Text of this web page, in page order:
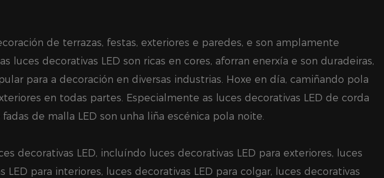
de terrazas, festas, exteriores e paredes, e son amplamente
luces decorativas LED son ricas en cores, aforran enerxía e son duradeiras,
para a decoración en diversas industrias. Hoxe en día, camiñando pola
en todas partes. Especialmente as luces decorativas LED de corda
de malla LED son unha liña escénica pola noite.
decorativas LED, incluíndo luces decorativas LED para exteriores, luces
LED para interiores, luces decorativas LED para colgar, luces decorativas